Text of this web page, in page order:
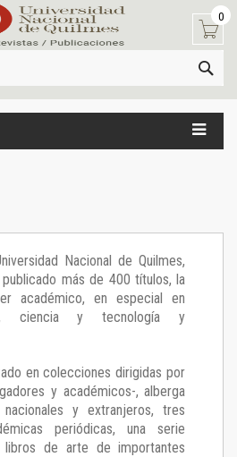
0
Nacional de Quilmes,
más de 400 títulos, la
académico, en especial en
ciencia y tecnología y
en colecciones dirigidas por
y académicos-, alberga
y extranjeros, tres
periódicas, una serie
libros de arte de importantes